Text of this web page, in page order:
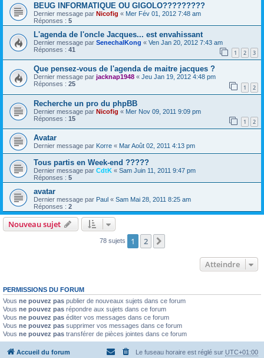
BEUG INFORMATIQUE OU GIGOLO?????????
Dernier message par Nicofig « Mer Fév 01, 2012 7:48 am
Réponses : 5
L'agenda de l'oncle Jacques... est envahissant
Dernier message par SenechalKong « Ven Jan 20, 2012 7:43 am
Réponses : 41 1 2 3
Que pensez-vous de l'agenda de maitre jacques ?
Dernier message par jacknap1948 « Jeu Jan 19, 2012 4:48 pm
Réponses : 25 1 2
Recherche un pro du phpBB
Dernier message par Nicofig « Mer Nov 09, 2011 9:09 pm
Réponses : 15 1 2
Avatar
Dernier message par Korre « Mar Août 02, 2011 4:13 pm
Tous partis en Week-end ?????
Dernier message par CdtK « Sam Juin 11, 2011 9:47 pm
Réponses : 5
avatar
Dernier message par Paul « Sam Mai 28, 2011 8:25 am
Réponses : 2
Nouveau sujet
78 sujets 1 2
Atteindre
PERMISSIONS DU FORUM
Vous ne pouvez pas publier de nouveaux sujets dans ce forum
Vous ne pouvez pas répondre aux sujets dans ce forum
Vous ne pouvez pas éditer vos messages dans ce forum
Vous ne pouvez pas supprimer vos messages dans ce forum
Vous ne pouvez pas transférer de pièces jointes dans ce forum
Accueil du forum Le fuseau horaire est réglé sur UTC+01:00